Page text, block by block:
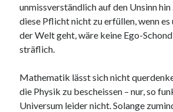
unmissverständlich auf den Unsinn hin
diese Pflicht nicht zu erfüllen, wenn
der Welt geht, wäre keine Ego-
sträflich.
Mathematik lässt sich nicht
die Physik zu bescheissen – nur, so
Universum leider nicht. Solange